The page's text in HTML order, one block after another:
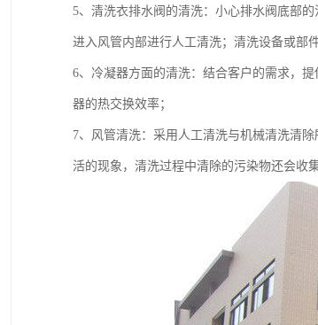
5、清洗衣排水阀的清洗：小心排水阀底部
进入风管内部进行人工清洗；清洗设备或部
6、冷凝器方面的清洗：结合客户的需求，
器的热交换效率；
7、风管清洗：采用人工清洗与机械清洗清
活的现象，清洗过程中清除的污染物还会收